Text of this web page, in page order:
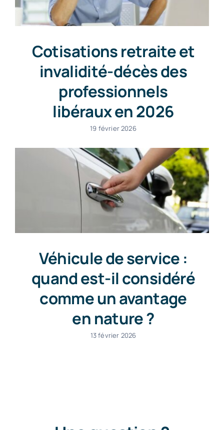
Cotisations retraite et
invalidité-décès des
professionnels
libéraux en 2026
19 février 2026
Véhicule de service :
quand est-il considéré
comme un avantage
en nature ?
13 février 2026